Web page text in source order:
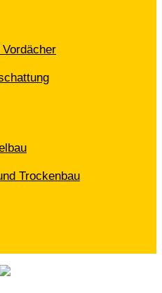
Trockenbau